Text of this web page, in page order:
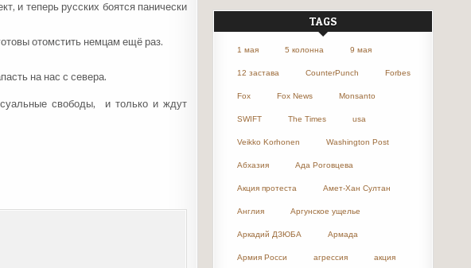
и теперь русских боятся панически
отомстить немцам ещё раз.
на нас с севера.
свободы, и только и ждут
TAGS
1 мая 5 колонна 9 мая
12 застава CounterPunch Forbes
Fox Fox News Monsanto
SWIFT The Times usa
Veikko Korhonen Washington Post
Абхазия Ада Роговцева
Акция протеста Амет-Хан Султан
Англия Аргунское ущелье
Аркадий ДЗЮБА Армада
Армия Росси агрессия акция